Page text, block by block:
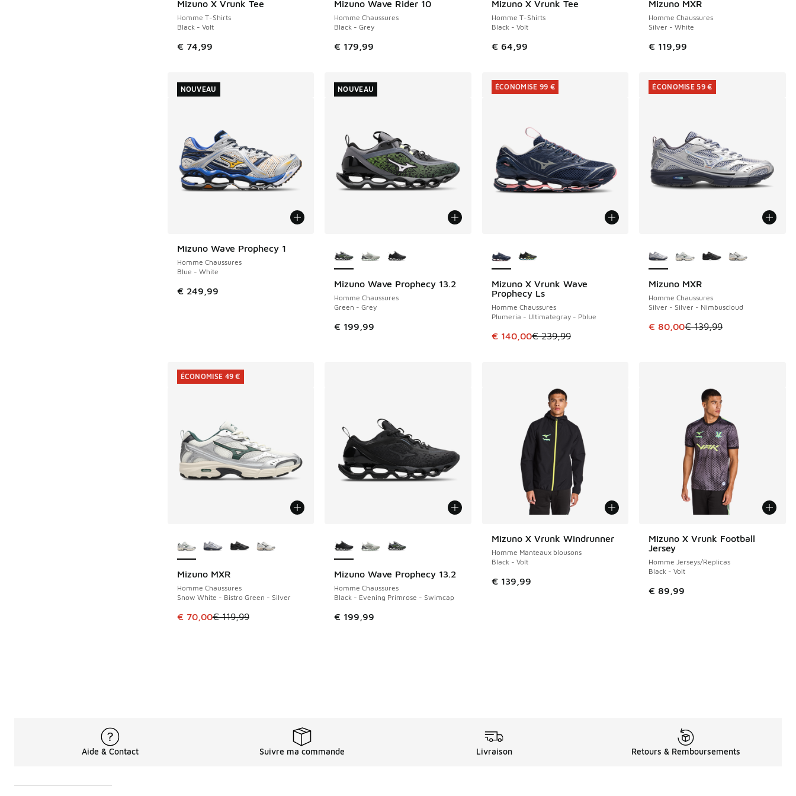
Mizuno X Vrunk Tee
Homme T-Shirts
Black - Volt
€ 74,99
Mizuno Wave Rider 10
Homme Chaussures
Black - Grey
€ 179,99
NOUVEAU Mizuno X Vrunk Tee
Homme T-Shirts
Black - Volt
€ 64,99
Mizuno MXR
Homme Chaussures
Silver - White
€ 119,99
NOUVEAU
Mizuno Wave Prophecy 1
Homme Chaussures
Blue - White
€ 249,99
NOUVEAU
NOUVEAU
Mizuno Wave Prophecy 13.2
Homme Chaussures
Green - Grey
€ 199,99
NOUVEAU
NOUVEAU
Mizuno X Vrunk Wave
Prophecy Ls
Homme Chaussures
Plumeria - Ultimategray - Pblue
Cet article est en promotion. Prix en baisse de € 239,99 à € 140,00
€ 140,00€ 239,99
ÉCONOMISE 99 €
ÉCONOMISE 99 €
Mizuno MXR
Homme Chaussures
Silver - Silver - Nimbuscloud
Cet article est en promotion.
€ 80,00€ 139,99
ÉCONOMISE 59 €
ÉCONOMISE 59 €
Mizuno MXR
Homme Chaussures
Snow White - Bistro Green - Silver
Cet article est en promotion. Prix en baisse de € 119,99 à € 70,00
€ 70,00€ 119,99
ÉCONOMISE 49 €
ÉCONOMISE 49 €
Mizuno Wave Prophecy 13.2
Homme Chaussures
Black - Evening Primrose - Swimcap
€ 199,99
Mizuno X Vrunk Windrunner
Homme Manteaux blousons
Black - Volt
€ 139,99
Mizuno X Vrunk Football
Jersey
Homme Jerseys/Replicas
Black - Volt
€ 89,99
Aide & Contact Suivre ma commande Livraison Retours & Remboursements